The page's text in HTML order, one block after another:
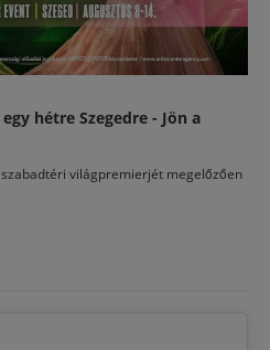
hétre Szegedre - Jön a
világpremierjét megelőzően